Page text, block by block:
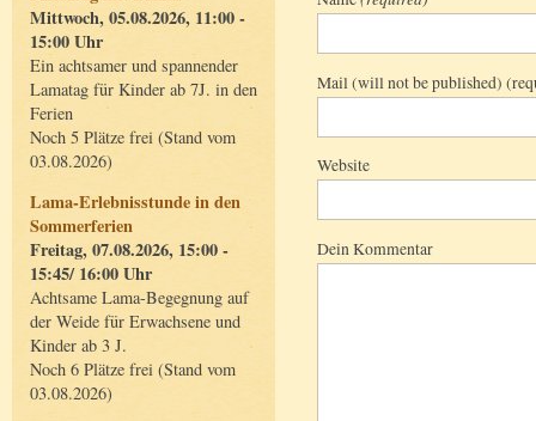
Mittwoch, 05.08.2026, 11:00 -
15:00 Uhr
Ein achtsamer und spannender
Lamatag für Kinder ab 7J. in den
Ferien
Noch 5 Plätze frei (Stand vom
03.08.2026)
Lama-Erlebnisstunde in den
Sommerferien
Freitag, 07.08.2026, 15:00 -
15:45/ 16:00 Uhr
Achtsame Lama-Begegnung auf
der Weide für Erwachsene und
Kinder ab 3 J.
Noch 6 Plätze frei (Stand vom
03.08.2026)
Mail (will not be published)
Website
Dein Kommentar